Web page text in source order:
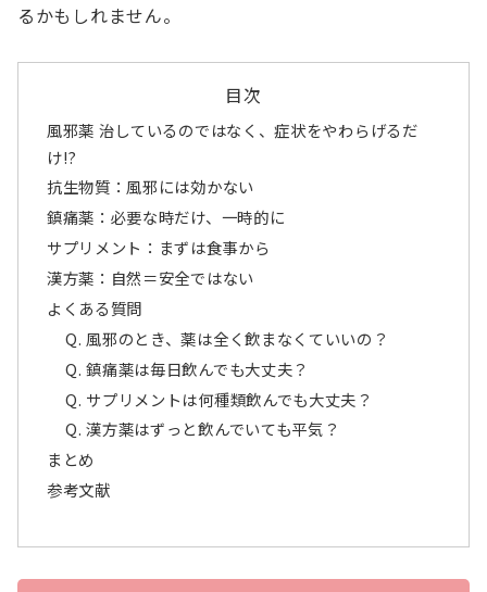
るかもしれません。
目次
風邪薬 治しているのではなく、症状をやわらげるだ
け!?
抗生物質：風邪には効かない
鎮痛薬：必要な時だけ、一時的に
サプリメント：まずは食事から
漢方薬：自然＝安全ではない
よくある質問
Q. 風邪のとき、薬は全く飲まなくていいの？
Q. 鎮痛薬は毎日飲んでも大丈夫？
Q. サプリメントは何種類飲んでも大丈夫？
Q. 漢方薬はずっと飲んでいても平気？
まとめ
参考文献